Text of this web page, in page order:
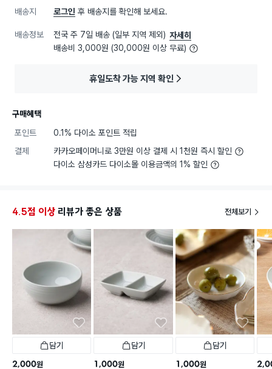
배송지 로그인 후 배송지를 확인해 보세요.
배송정보 전국 주 7일 배송 (일부 지역 제외) 자세히
배송비 3,000원 (30,000원 이상 무료)
휴일도착 가능 지역 확인
구매혜택
포인트
0.1% 다이소 포인트 적립
결제
카카오페이머니로 3만원 이상 결제 시 1천원 즉시 할인
다이소 삼성카드 다이소몰 이용금액의 1% 할인
4.5점 이상 리뷰가 좋은 상품 전체보기
담기
2,000원
담기
1,000원
담기
1,000원